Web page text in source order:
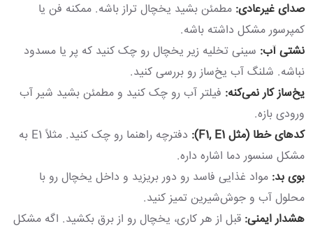
صدای غیرعادی: مطمئن بشید یخچال تراز باشه. ممکنه فن یا
کمپرسور مشکل داشته باشه.
نشتی آب: سینی تخلیه زیر یخچال رو چک کنید که پر یا مسدود
نباشه. شلنگ آب یخ‌ساز رو بررسی کنید.
یخ‌ساز کار نمی‌کنه: فیلتر آب رو چک کنید و مطمئن بشید شیر آب
ورودی بازه.
کدهای خطا (مثل F1, E1):
دفترچه راهنما رو چک کنید. مثلاً E1 به
مشکل سنسور دما اشاره داره.
بوی بد: مواد غذایی فاسد رو دور بریزید و داخل یخچال رو با
محلول آب و جوش‌شیرین تمیز کنید.
هشدار ایمنی: قبل از هر کاری، یخچال رو از برق بکشید. اگه مشکل